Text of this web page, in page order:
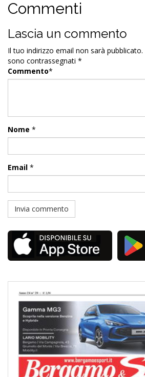
Commenti
Lascia un commento
Il tuo indirizzo email non sarà pubblicato.
sono contrassegnati *
Commento*
Nome *
Email *